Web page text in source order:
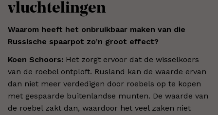
vluchtelingen
Waarom heeft het onbruikbaar maken van die
Russische spaarpot zo’n groot effect?
Koen Schoors: Het zorgt ervoor dat de wisselkoers
van de roebel ontploft. Rusland kan de waarde ervan
dan niet meer verdedigen door roebels op te kopen
met gespaarde buitenlandse munten. De waarde van
de roebel zakt dan, waardoor het veel zaken niet